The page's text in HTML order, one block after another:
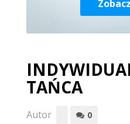
TAŃCA
Autor 0